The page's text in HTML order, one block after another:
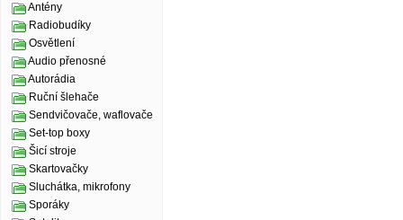
Antény
Radiobudíky
Osvětlení
Audio přenosné
Autorádia
Ruční šlehače
Sendvičovače, waflovače
Set-top boxy
Šicí stroje
Skartovačky
Sluchátka, mikrofony
Sporáky